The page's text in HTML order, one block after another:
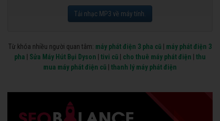
Tải nhạc MP3 về máy tính.
Từ khóa nhiều người quan tâm: máy phát điện 3 pha cũ
máy phát điện 3
pha
Sửa Máy Hút Bụi Dyson tivi cũ cho thuê máy phát điện
thu
mua máy phát điện cũ
thanh lý máy phát điện